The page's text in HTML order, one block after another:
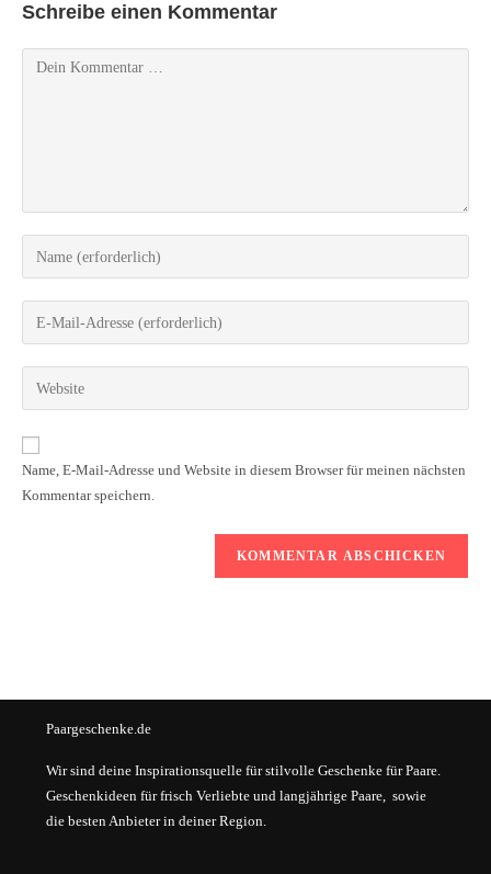
Schreibe einen Kommentar
Name, E-Mail-Adresse und Website in diesem Browser für meinen nächsten
Kommentar speichern.
Paargeschenke.de
Wir sind deine Inspirationsquelle für stilvolle Geschenke für Paare.
Geschenkideen für frisch Verliebte und langjährige Paare, sowie
die besten Anbieter in deiner Region.